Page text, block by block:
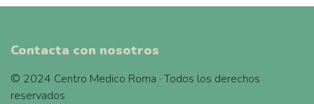
Contacta con nosotros
© 2024 Centro Medico Roma · Todos los derechos
reservados